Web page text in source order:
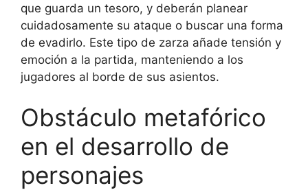
que guarda un tesoro, y deberán planear
cuidadosamente su ataque o buscar una forma
de evadirlo. Este tipo de zarza añade tensión y
emoción a la partida, manteniendo a los
jugadores al borde de sus asientos.
Obstáculo metafórico
en el desarrollo de
personajes